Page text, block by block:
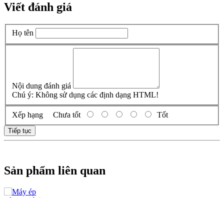
Viết đánh giá
Họ tên
Nội dung đánh giá
Chú ý: Không sử dụng các định dạng HTML!
Xếp hạng Chưa tốt Tốt
Tiếp tục
Sản phẩm liên quan